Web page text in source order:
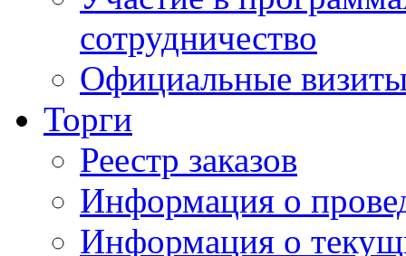
сотрудничество
Официальные
Торги
Реестр заказов
Информация о
Информация о